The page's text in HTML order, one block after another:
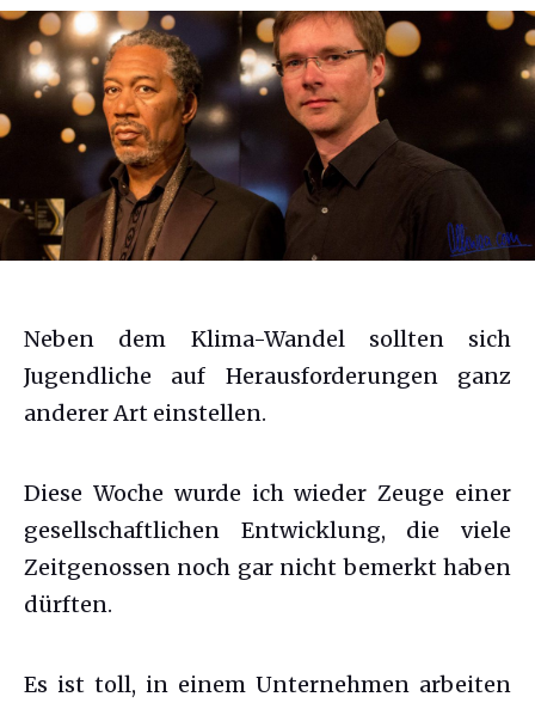
Neben dem Klima-Wandel sollten sich
Jugendliche auf Herausforderungen ganz
anderer Art einstellen.
Diese Woche wurde ich wieder Zeuge einer
gesellschaftlichen Entwicklung, die viele
Zeitgenossen noch gar nicht bemerkt haben
dürften.
Es ist toll, in einem Unternehmen arbeiten